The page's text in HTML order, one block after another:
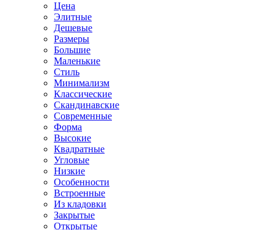
Цена
Элитные
Дешевые
Размеры
Большие
Маленькие
Стиль
Минимализм
Классические
Скандинавские
Современные
Форма
Высокие
Квадратные
Угловые
Низкие
Особенности
Встроенные
Из кладовки
Закрытые
Открытые